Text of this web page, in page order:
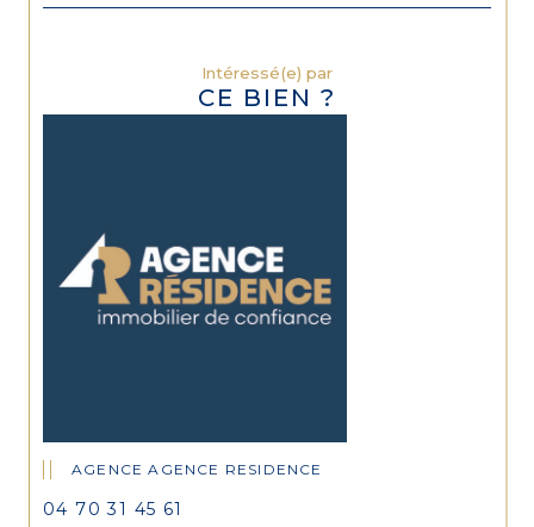
Intéressé(e) par
CE BIEN ?
AGENCE AGENCE RESIDENCE
04 70 31 45 61